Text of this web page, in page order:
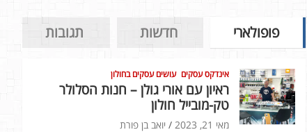
פופולארי חדשות תגובות
אינדקס עסקים עושים עסקים בחולון
ראיון עם אורי גולן – חנות הסלולר
טק-מובייל חולון
מאי 21, 2023 יואב בן פורת